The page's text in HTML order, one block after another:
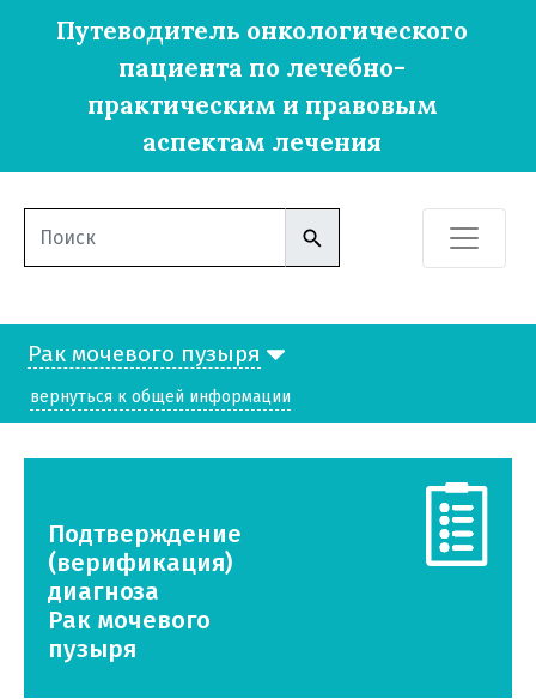
Путеводитель онкологического
пациента по лечебно-
практическим и правовым
аспектам лечения
Рак мочевого пузыря
вернуться к общей информации
Подтверждение
(верификация)
диагноза
Рак мочевого
пузыря